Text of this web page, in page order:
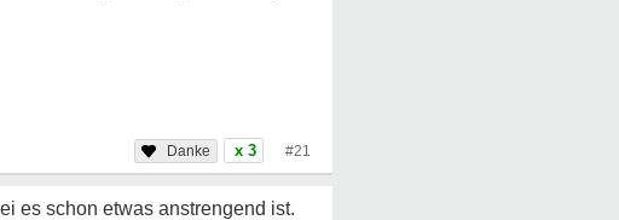
x 3 #21
es schon etwas anstrengend ist.